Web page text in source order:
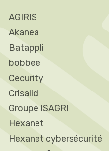
AGIRIS
Akanea
Batappli
bobbee
Cecurity
Crisalid
Groupe ISAGRI
Hexanet
Hexanet cybersécurité